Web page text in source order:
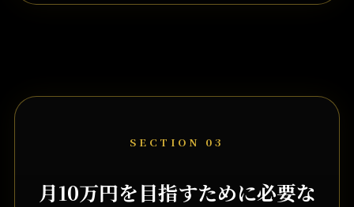
SECTION 03
月10万円を目指すために必要な